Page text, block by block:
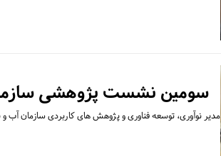
سومین نشست پژوهشی
مدیر نوآوری، توسعه فناوری و پژوهش های کاربردی